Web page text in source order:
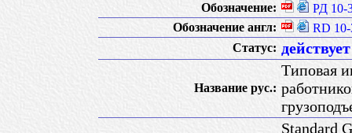
Обозначение:
РД 10-
Обозначение англ:
RD
Статус: действует
Название рус.:
Типовая
Standard